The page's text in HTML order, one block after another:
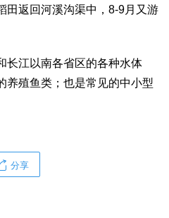
田返回河溪沟渠中，8-9月又游
长江以南各省区的各种水体
养殖鱼类；也是常见的中小型
分享